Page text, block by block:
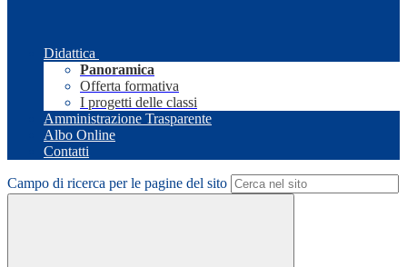
Didattica
Panoramica
Offerta formativa
I progetti delle classi
Amministrazione Trasparente
Albo Online
Contatti
Campo di ricerca per le pagine del sito